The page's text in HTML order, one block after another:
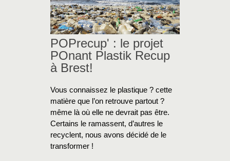
POPrecup' : le projet
POnant Plastik Recup
à Brest!
Vous connaissez le plastique ? cette
matière que l’on retrouve partout ?
même là où elle ne devrait pas être.
Certains le ramassent, d’autres le
recyclent, nous avons décidé de le
transformer !